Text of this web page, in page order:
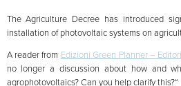
The Agriculture Decree has introduced
installation of photovoltaic systems on
A reader from Edizioni Green Planner –
no longer a discussion about how and
agrophotovoltaics? Can you help clarify this?“